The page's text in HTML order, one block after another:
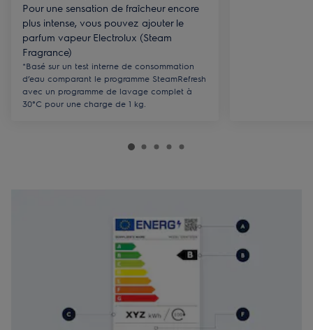
Pour une sensation de fraîcheur encore
plus intense, vous pouvez ajouter le
parfum vapeur Electrolux (Steam
Fragrance)
*Basé sur un test interne de consommation
d’eau comparant le programme SteamRefresh
avec un programme de lavage complet à
30°C pour une charge de 1 kg.